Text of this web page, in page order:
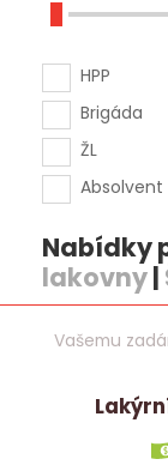
HPP
Brigáda
ŽL
Absolvent
Nabídky
lakovny|
Vašemu